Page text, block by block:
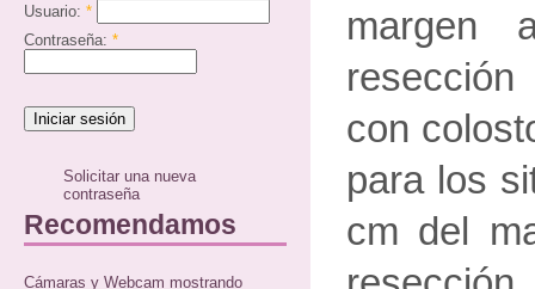
Usuario: *
Contraseña: *
Solicitar una nueva
contraseña
Recomendamos
Cámaras y Webcam mostrando
margen
resección
con
para los
cm del